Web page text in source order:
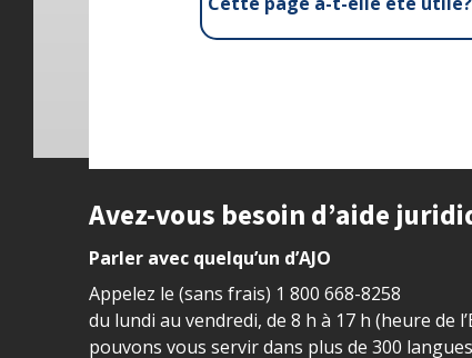
Site footer
Avez-vous besoin d’aide
Parler avec quelqu’un d’AJO
Appelez le (sans frais) 1 800 668-8258
du lundi au vendredi, de 8 h à 17 h (heure de
pouvons vous servir dans plus de 300